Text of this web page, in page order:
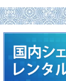
ゴ
リ
ー